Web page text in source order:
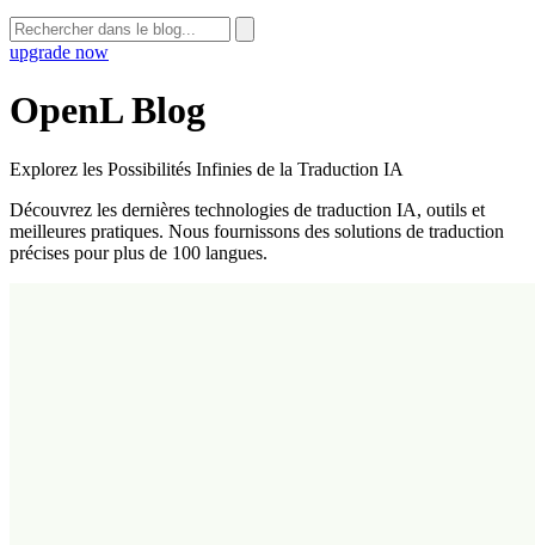
upgrade now
OpenL Blog
Explorez les Possibilités Infinies de la Traduction IA
Découvrez les dernières technologies de traduction IA, outils et
meilleures pratiques. Nous fournissons des solutions de traduction
précises pour plus de 100 langues.